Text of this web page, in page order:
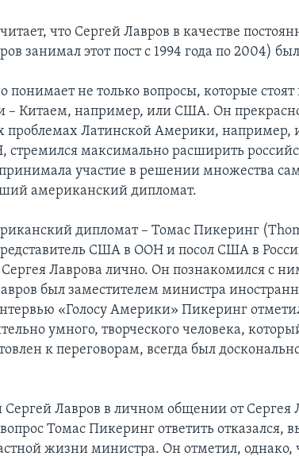
что Сергей Лавров в качестве
занимал этот пост с 1994 года по 2004)
понимает не только вопросы, которые
– Китаем, например, или США. Он
проблемах Латинской Америки, например,
стремился максимально расширить
участие в решении множества
американский дипломат.
дипломат – Томас Пикеринг
США в ООН и посол США в
Лаврова лично. Он познакомился с
был заместителем министра
«Голосу Америки» Пикеринг
умного, творческого человека,
к переговорам, всегда был
Сергей Лавров в личном общении от Сергея
вопрос Томас Пикеринг ответить
жизни министра. Он отметил, однако,